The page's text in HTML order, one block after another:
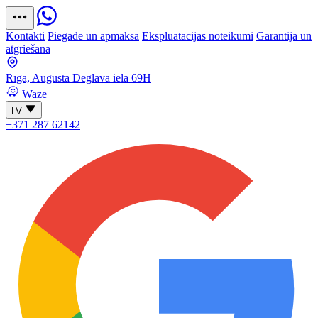
Kontakti Piegāde un apmaksa Ekspluatācijas noteikumi Garantija un
atgriešana
Rīga, Augusta Deglava iela 69H
Waze
LV
+371 287 62142